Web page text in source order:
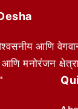
आणि
मनोरंजन